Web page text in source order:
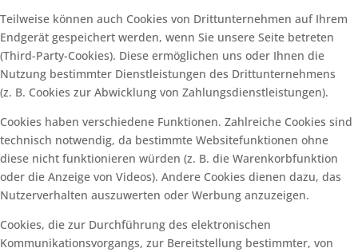
Teilweise können auch Cookies von Drittunternehmen auf Ihrem
Endgerät gespeichert werden, wenn Sie unsere Seite betreten
(Third-Party-Cookies). Diese ermöglichen uns oder Ihnen die
Nutzung bestimmter Dienstleistungen des Drittunternehmens
(z. B. Cookies zur Abwicklung von Zahlungsdienstleistungen).
Cookies haben verschiedene Funktionen. Zahlreiche Cookies sind
technisch notwendig, da bestimmte Websitefunktionen ohne
diese nicht funktionieren würden (z. B. die Warenkorbfunktion
oder die Anzeige von Videos). Andere Cookies dienen dazu, das
Nutzerverhalten auszuwerten oder Werbung anzuzeigen.
Cookies, die zur Durchführung des elektronischen
Kommunikationsvorgangs, zur Bereitstellung bestimmter, von